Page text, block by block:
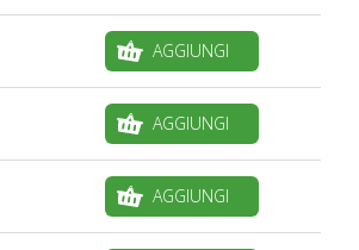
AGGIUNGI
AGGIUNGI
AGGIUNGI